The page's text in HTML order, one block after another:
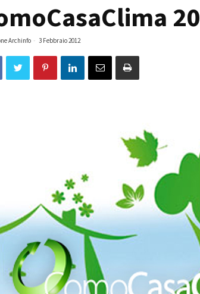
Archinfo - 3 Febbraio 2012